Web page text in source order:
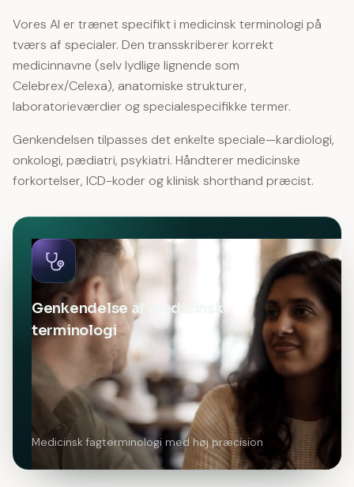
Vores AI er trænet specifikt i medicinsk terminologi på
tværs af specialer. Den transskriberer korrekt
medicinnavne (selv lydlige lignende som
Celebrex/Celexa), anatomiske strukturer,
laboratorieværdier og specialespecifikke termer.
Genkendelsen tilpasses det enkelte speciale—kardiologi,
onkologi, pædiatri, psykiatri. Håndterer medicinske
forkortelser, ICD-koder og klinisk shorthand præcist.
Genkendelse af medicinsk
terminologi
Medicinsk fagterminologi med høj præcision